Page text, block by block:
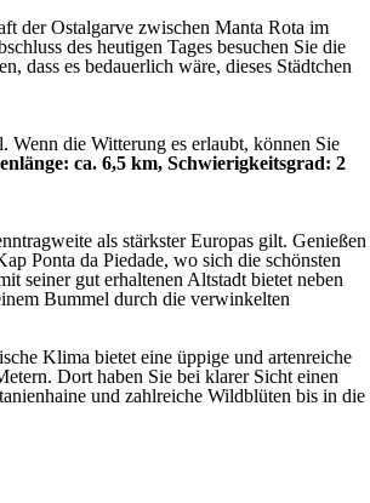
der Ostalgarve zwischen Manta Rota im
des heutigen Tages besuchen Sie die
dass es bedauerlich wäre, dieses Städtchen
Wenn die Witterung es erlaubt, können Sie
ca. 6,5 km, Schwierigkeitsgrad: 2
als stärkster Europas gilt. Genießen
Ponta da Piedade, wo sich die schönsten
seiner gut erhaltenen Altstadt bietet neben
Bummel durch die verwinkelten
Klima bietet eine üppige und artenreiche
Dort haben Sie bei klarer Sicht einen
und zahlreiche Wildblüten bis in die